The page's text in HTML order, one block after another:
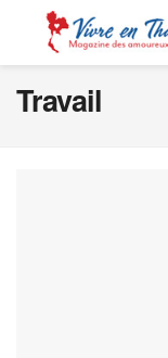
Travail